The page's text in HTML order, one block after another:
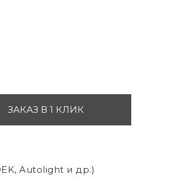
ЗАКАЗ В 1 КЛИК
Autolight и др.)